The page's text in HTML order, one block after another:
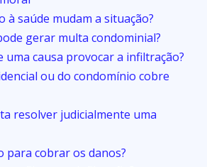
à saúde mudam a situação?
gerar multa condominial?
uma causa provocar a infiltração?
ou do condomínio cobre
resolver judicialmente uma
para cobrar os danos?